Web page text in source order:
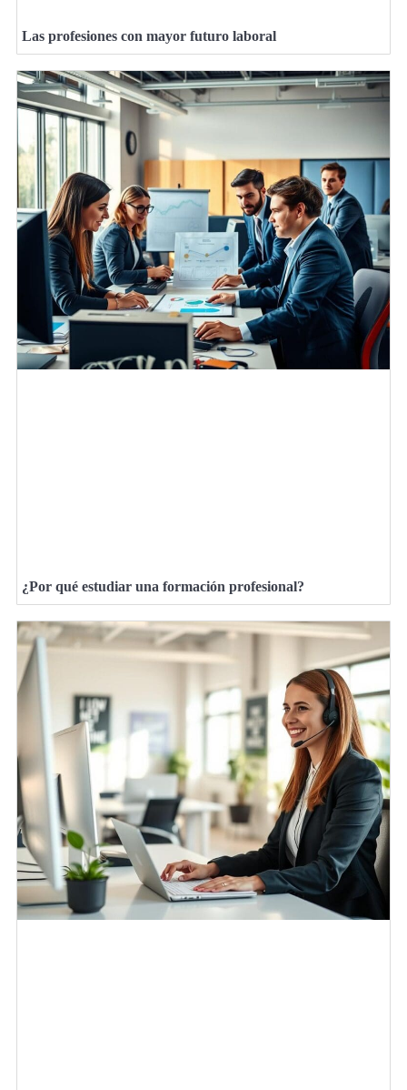
Las profesiones con mayor futuro laboral
¿Por qué estudiar una formación profesional?